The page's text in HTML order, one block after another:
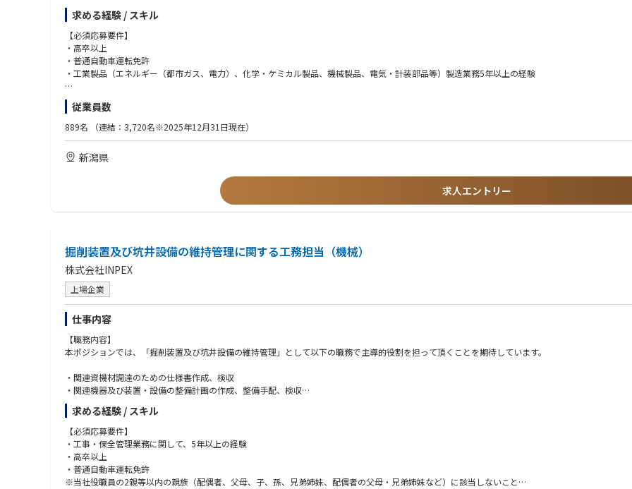
【応募者へのメッセージ】
INPEX JAPANは、INPEXの国内操業を担う中核組織として、国内油ガス田の安定操業とエネルギー供給を支える重要な役割を果たしています。また
への挑戦を加速しており、国内でも炭酸ガス地中貯留、水素・アンモニアなどのクリーンエネルギー事業に取り組んでいます。
求める経験 / スキル
【必須応募要件】
・高卒以上
・普通自動車運転免許
・工業製品（エネルギー（都市ガス、電力）、化学・ケミカル製品、機械製品、電気・計装部品等）製造業務5年以上の経験
※当社役職員の2親等以内の親族（配偶者、父母、子、孫、兄弟姉妹、配偶者の父母・兄弟姉妹など）に該当しないこと
【望ましい経験・資格等】
・プロセス構成機器（ポンプやコンプレッサー、電気計装機器）製造、整備経験
・危険物取扱責任者又は高圧ガス製造責任者の資格取得
従業員数
889名 （連結：3,720名※2025年12月31日現在）
新潟県
求人エントリー
掘削装置及び坑井設備の維持管理に関する工務担当（機械）
株式会社INPEX
上場企業
仕事内容
【職務内容】
本ポジションでは、「掘削装置及び坑井設備の維持管理」として以下の職務で主導的役割を担って頂くことを期待しています。
・関連資機材調達のための仕様書作成、検収
・関連機器及び装置・設備の整備計画の作成、整備手配、検収
・社内あるいは業界技術規格・基準・ガイドライン作成への関与
・最新の業界動向、技術トレンドの把握、社内共有
・関連業界団体、学会などへの参画
【応募者へのメッセージ】
当社は、今後も伸び続ける世界のエネルギー需要に応えるため、我が国そして世界のエネルギーの安定供給に貢献するとともにネットゼロカーボン
す。
求める経験 / スキル
【必須応募要件】
・工事・保全管理業務に関して、5年以上の経験
・高卒以上
・普通自動車運転免許
※当社役職員の2親等以内の親族（配偶者、父母、子、孫、兄弟姉妹、配偶者の父母・兄弟姉妹など）に該当しないこと